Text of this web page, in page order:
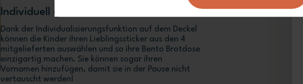
Individuell gestaltbar
Dank der Individualisierungsfunktion auf dem Deckel
können die Kinder ihren Lieblingssticker aus den 4
mitgelieferten auswählen und so ihre Bento Brotdose
einzigartig machen. Sie können sogar ihren
Vornamen hinzufügen, damit sie in der Pause nicht
vertauscht werden!